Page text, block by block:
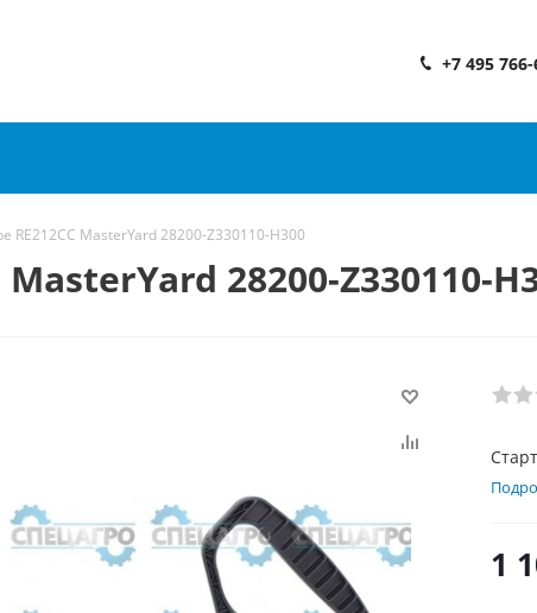
+7 495
RE212CC MasterYard 28200-Z330110-H300
28200-Z330110-
1